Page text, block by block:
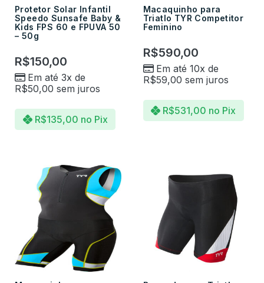
Protetor Solar Infantil
Speedo Sunsafe Baby &
Kids FPS 60 e FPUVA 50
– 50g
R$150,00
Em até 3x de
R$50,00 sem juros
R$135,00 no Pix
Macaquinho para
Triatlo TYR Competitor
Feminino
R$590,00
Em até 10x de
R$59,00 sem juros
R$531,00 no Pix